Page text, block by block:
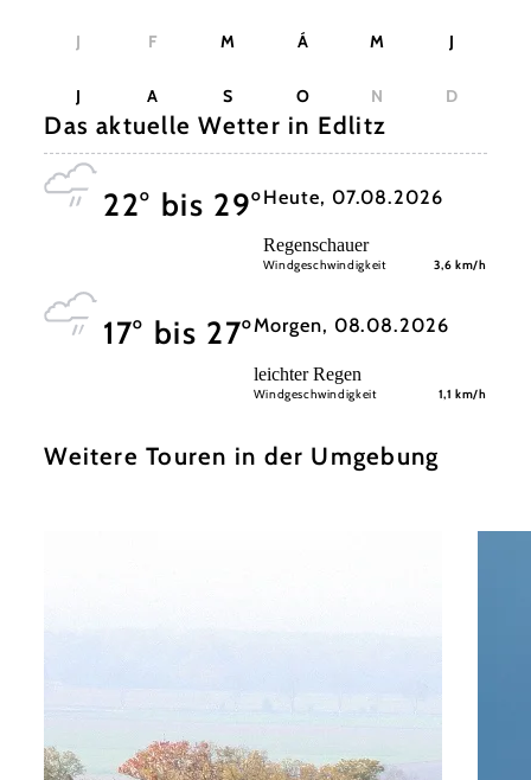
J F M Á M J
J A S O N D
Das aktuelle Wetter in Edlitz
22° bis 29°Heute, 07.08.2026
Regenschauer
Windgeschwindigkeit 3,6 km/h
17° bis 27°Morgen, 08.08.2026
leichter Regen
Windgeschwindigkeit 1,1 km/h
Weitere Touren in der Umgebung